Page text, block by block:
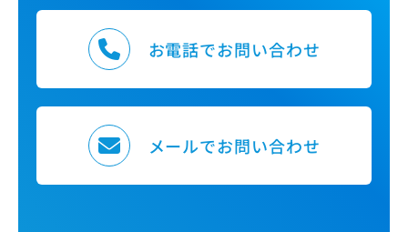
お電話でお問い合わせ
メールでお問い合わせ